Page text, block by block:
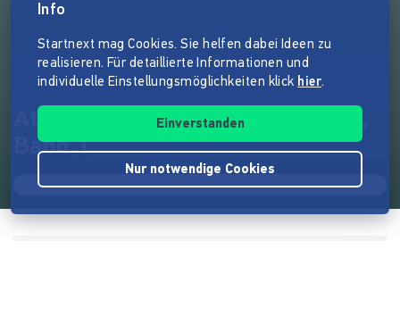
Atlas der Planetarischen Nebel,
Band 1
Info
Startnext mag Cookies. Sie helfen dabei Ideen zu
realisieren. Für detaillierte Informationen und
individuelle Einstellungsmöglichkeiten klick hier.
Einverstanden
Nur notwendige Cookies